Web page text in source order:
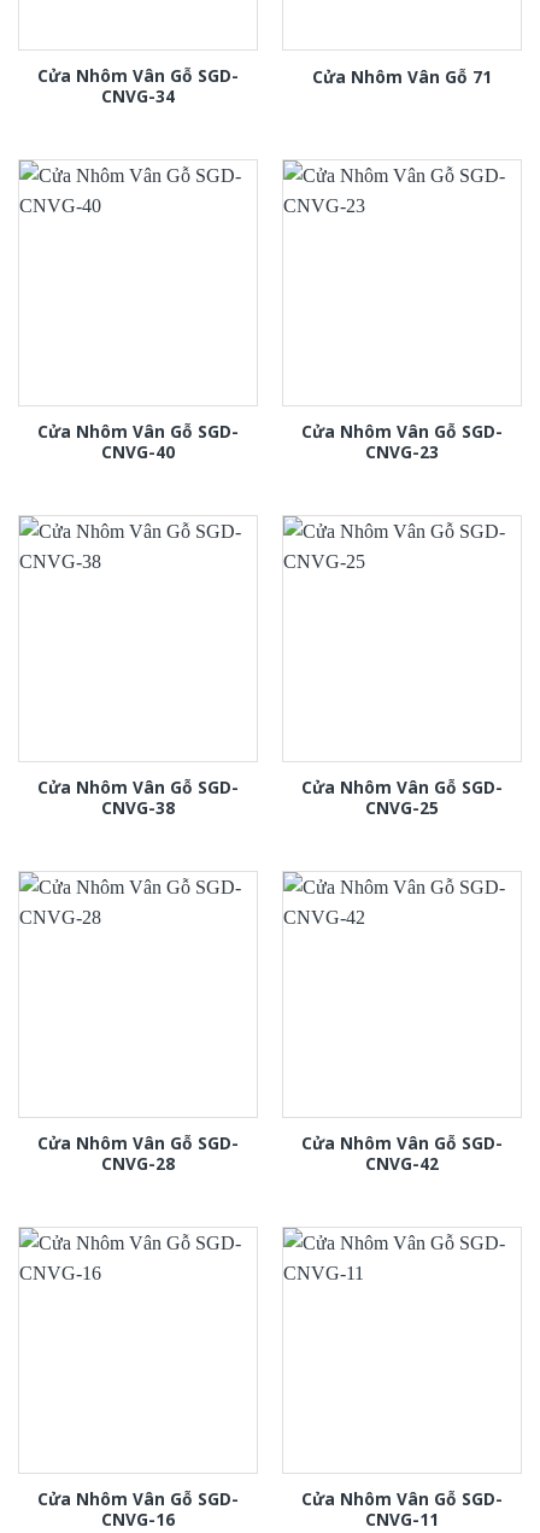
Cửa Nhôm Vân Gỗ SGD-
CNVG-34
Cửa Nhôm Vân Gỗ 71
Cửa Nhôm Vân Gỗ SGD-
CNVG-40
Cửa Nhôm Vân Gỗ SGD-
CNVG-23
Cửa Nhôm Vân Gỗ SGD-
CNVG-38
Cửa Nhôm Vân Gỗ SGD-
CNVG-25
Cửa Nhôm Vân Gỗ SGD-
CNVG-28
Cửa Nhôm Vân Gỗ SGD-
CNVG-42
Cửa Nhôm Vân Gỗ SGD-
CNVG-16
Cửa Nhôm Vân Gỗ SGD-
CNVG-11